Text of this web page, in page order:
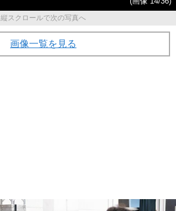
縦スクロールで次の写真へ
画像一覧を見る